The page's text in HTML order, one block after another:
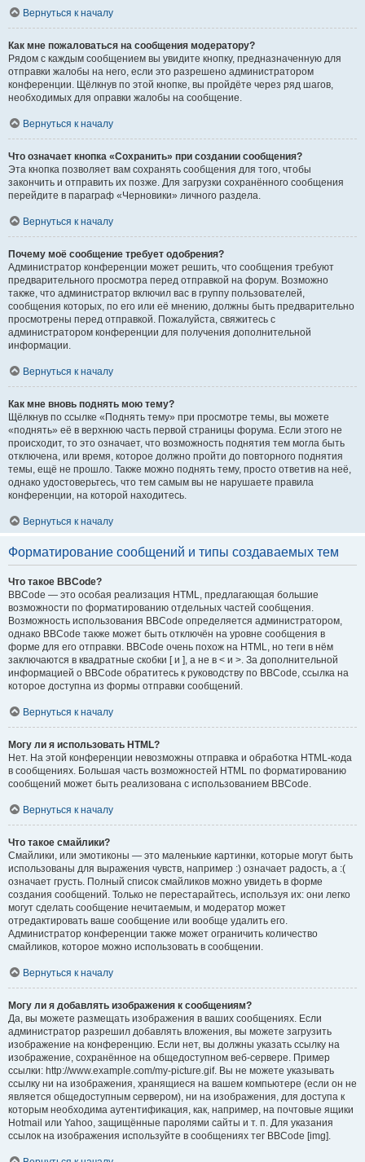
Вернуться к началу
Как мне пожаловаться на сообщения модератору?
Рядом с каждым сообщением вы увидите кнопку, предназначенную для
отправки жалобы на него, если это разрешено администратором
конференции. Щёлкнув по этой кнопке, вы пройдёте через ряд шагов,
необходимых для оправки жалобы на сообщение.
Вернуться к началу
Что означает кнопка «Сохранить» при создании сообщения?
Эта кнопка позволяет вам сохранять сообщения для того, чтобы
закончить и отправить их позже. Для загрузки сохранённого сообщения
перейдите в параграф «Черновики» личного раздела.
Вернуться к началу
Почему моё сообщение требует одобрения?
Администратор конференции может решить, что сообщения требуют
предварительного просмотра перед отправкой на форум. Возможно
также, что администратор включил вас в группу пользователей,
сообщения которых, по его или её мнению, должны быть предварительно
просмотрены перед отправкой. Пожалуйста, свяжитесь с
администратором конференции для получения дополнительной
информации.
Вернуться к началу
Как мне вновь поднять мою тему?
Щёлкнув по ссылке «Поднять тему» при просмотре темы, вы можете
«поднять» её в верхнюю часть первой страницы форума. Если этого не
происходит, то это означает, что возможность поднятия тем могла быть
отключена, или время, которое должно пройти до повторного поднятия
темы, ещё не прошло. Также можно поднять тему, просто ответив на неё,
однако удостоверьтесь, что тем самым вы не нарушаете правила
конференции, на которой находитесь.
Вернуться к началу
Форматирование сообщений и типы создаваемых тем
Что такое BBCode?
BBCode — это особая реализация HTML, предлагающая большие
возможности по форматированию отдельных частей сообщения.
Возможность использования BBCode определяется администратором,
однако BBCode также может быть отключён на уровне сообщения в
форме для его отправки. BBCode очень похож на HTML, но теги в нём
заключаются в квадратные скобки [ и ], а не в < и >. За дополнительной
информацией о BBCode обратитесь к руководству по BBCode, ссылка на
которое доступна из формы отправки сообщений.
Вернуться к началу
Могу ли я использовать HTML?
Нет. На этой конференции невозможны отправка и обработка HTML-кода
в сообщениях. Большая часть возможностей HTML по форматированию
сообщений может быть реализована с использованием BBCode.
Вернуться к началу
Что такое смайлики?
Смайлики, или эмотиконы — это маленькие картинки, которые могут быть
использованы для выражения чувств, например :) означает радость, а :(
означает грусть. Полный список смайликов можно увидеть в форме
создания сообщений. Только не перестарайтесь, используя их: они легко
могут сделать сообщение нечитаемым, и модератор может
отредактировать ваше сообщение или вообще удалить его.
Администратор конференции также может ограничить количество
смайликов, которое можно использовать в сообщении.
Вернуться к началу
Могу ли я добавлять изображения к сообщениям?
Да, вы можете размещать изображения в ваших сообщениях. Если
администратор разрешил добавлять вложения, вы можете загрузить
изображение на конференцию. Если нет, вы должны указать ссылку на
изображение, сохранённое на общедоступном веб-сервере. Пример
ссылки: http://www.example.com/my-picture.gif. Вы не можете указывать
ссылку ни на изображения, хранящиеся на вашем компьютере (если он не
является общедоступным сервером), ни на изображения, для доступа к
которым необходима аутентификация, как, например, на почтовые ящики
Hotmail или Yahoo, защищённые паролями сайты и т. п. Для указания
ссылок на изображения используйте в сообщениях тег BBCode [img].